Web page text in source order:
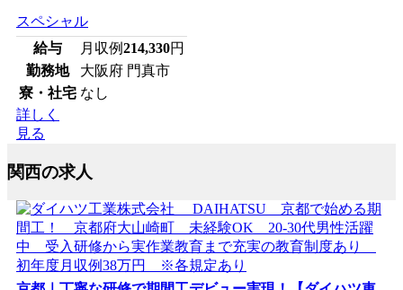
スペシャル
給与
月収例214,330円
勤務地
大阪府 門真市
寮・社宅 なし
詳しく
見る
関西の求人